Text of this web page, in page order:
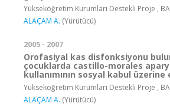
Yükseköğretim Kurumları Destekli Proje ,
ALAÇAM A. (Yürütücü)
2005 - 2007
Orofasiyal kas disfonksiyonu
çocuklarda castillo-morales
kullanımının sosyal kabul üzerine
Yükseköğretim Kurumları Destekli Proje ,
ALAÇAM A. (Yürütücü)